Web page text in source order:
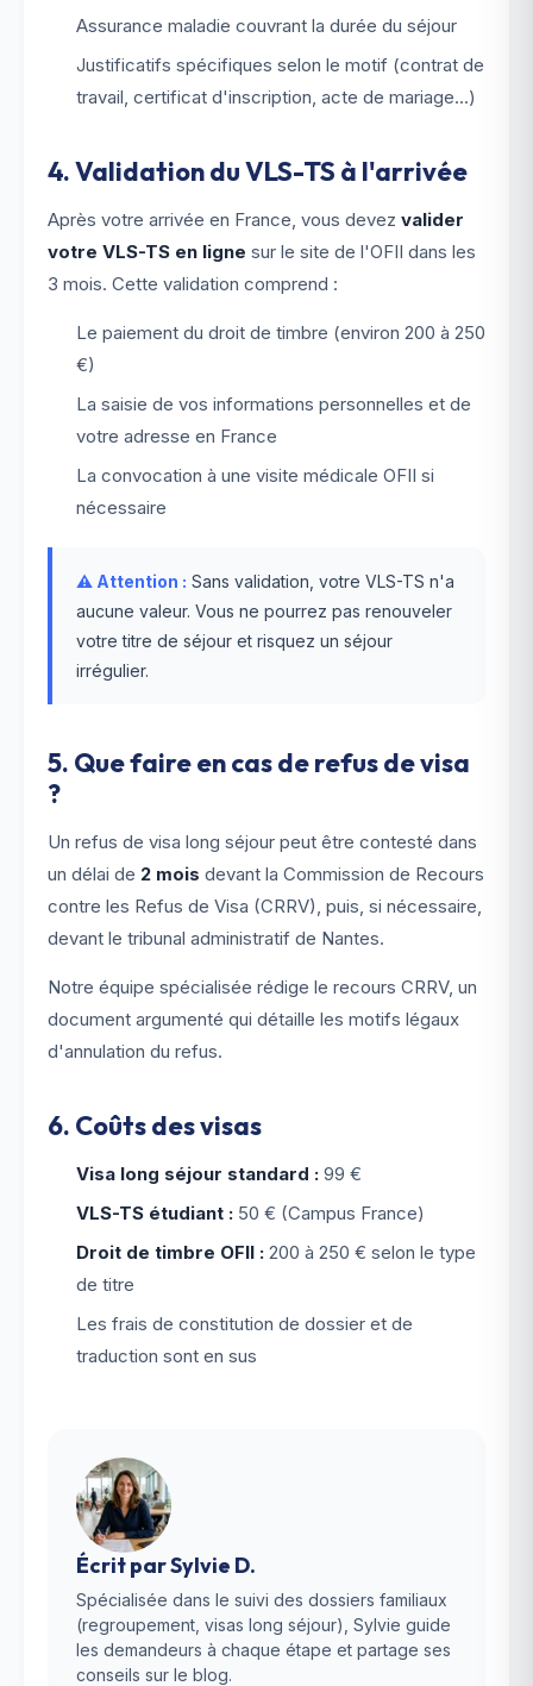
Assurance maladie couvrant la durée du séjour
Justificatifs spécifiques selon le motif (contrat de
travail, certificat d'inscription, acte de mariage...)
4. Validation du VLS-TS à l'arrivée
Après votre arrivée en France, vous devez valider
votre VLS-TS en ligne sur le site de l'OFII dans les
3 mois. Cette validation comprend :
Le paiement du droit de timbre (environ 200 à 250
€)
La saisie de vos informations personnelles et de
votre adresse en France
La convocation à une visite médicale OFII si
nécessaire
⚠️ Attention : Sans validation, votre VLS-TS n'a
aucune valeur. Vous ne pourrez pas renouveler
votre titre de séjour et risquez un séjour
irrégulier.
5. Que faire en cas de refus de visa
?
Un refus de visa long séjour peut être contesté dans
un délai de 2 mois devant la Commission de Recours
contre les Refus de Visa (CRRV), puis, si nécessaire,
devant le tribunal administratif de Nantes.
Notre équipe spécialisée rédige le recours CRRV, un
document argumenté qui détaille les motifs légaux
d'annulation du refus.
6. Coûts des visas
Visa long séjour standard : 99 €
VLS-TS étudiant : 50 € (Campus France)
Droit de timbre OFII : 200 à 250 € selon le type
de titre
Les frais de constitution de dossier et de
traduction sont en sus
Écrit parSylvie D.
Spécialisée dans le suivi des dossiers familiaux
(regroupement, visas long séjour), Sylvie guide
les demandeurs à chaque étape et partage ses
conseils sur le blog.